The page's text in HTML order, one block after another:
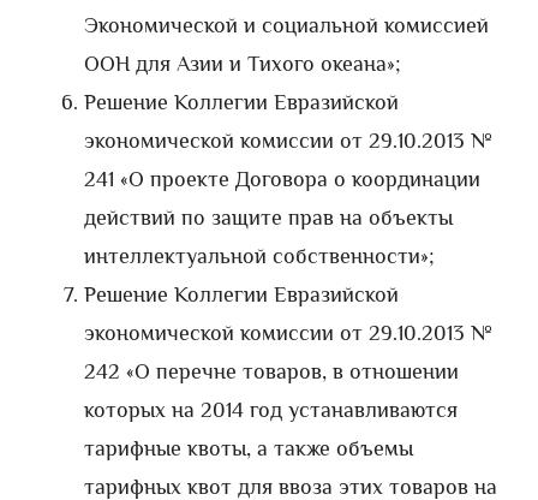
Экономической и социальной комиссией
ООН для Азии и Тихого океана»;
Решение Коллегии Евразийской
экономической комиссии от 29.10.2013 №
241 «О проекте Договора о координации
действий по защите прав на объекты
интеллектуальной собственности»;
Решение Коллегии Евразийской
экономической комиссии от 29.10.2013 №
242 «О перечне товаров, в отношении
которых на 2014 год устанавливаются
тарифные квоты, а также объемы
тарифных квот для ввоза этих товаров на